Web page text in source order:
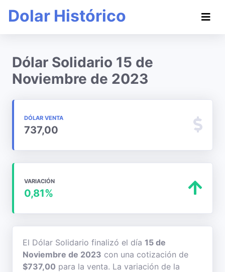
Dolar Histórico
Dólar Solidario 15 de
Noviembre de 2023
DÓLAR VENTA
737,00
VARIACIÓN
0,81%
El Dólar Solidario finalizó el día 15 de
Noviembre de 2023 con una cotización de
$737,00 para la venta. La variación de la